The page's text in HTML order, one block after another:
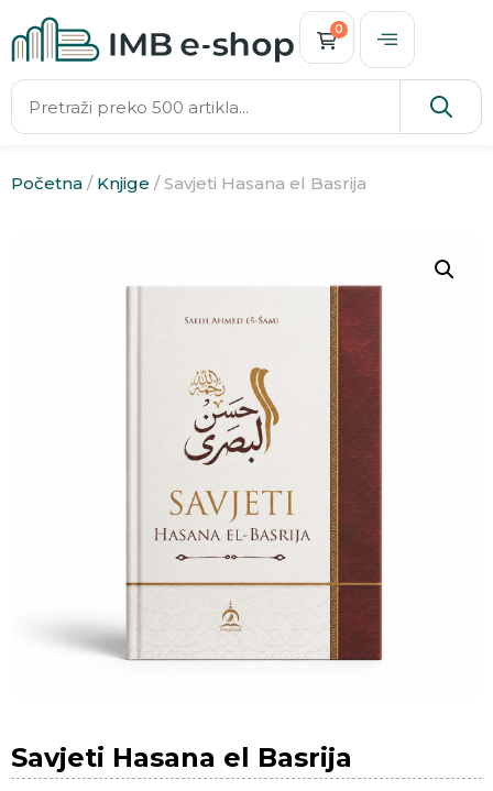
0
Početna / Knjige / Savjeti Hasana el Basrija
Savjeti Hasana el Basrija